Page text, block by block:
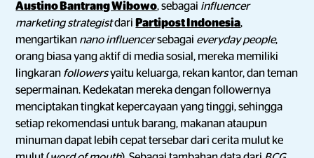
Austino Bantrang Wibowo, sebagai influencer
marketing strategistdari Partipost Indonesia,
mengartikan nano influencersebagai everyday people,
orang biasa yang aktif di media sosial, mereka memiliki
lingkaran followersyaitu keluarga, rekan kantor, dan teman
sepermainan. Kedekatan mereka dengan followernya
menciptakan tingkat kepercayaan yang tinggi, sehingga
setiap rekomendasi untuk barang, makanan ataupun
minuman dapat lebih cepat tersebar dari cerita mulut ke